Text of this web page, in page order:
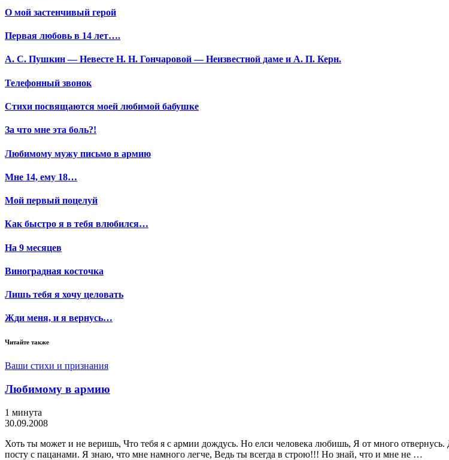
О мой застенчивый герой
Первая любовь в 14 лет….
А. С. Пушкин — Невесте Н. Н. Гончаровой — Неизвестной даме и А. П. Керн.
Телефонный звонок
Стихи посвящаются моей любимой бабушке
За что мне эта боль?!
Любимому мужу письмо в армию
Мне 14, ему 18…
Мой первый поцелуй
Как быстро я в тебя влюбился…
На 9 месяцев
Виноградная косточка
Лишь тебя я хочу целовать
Жди меня, и я вернусь…
Читайте также
Ваши стихи и признания
Любимому в армию
1 минута
30.09.2008
Хоть ты может и не веришь, Что тебя я с армии дождусь. Но елси человека любишь, Я от много отвернусь.
посту с пацанами. Я знаю, что мне намного легче, Ведь ты всегда в строю!!! Но знай, что и мне не …